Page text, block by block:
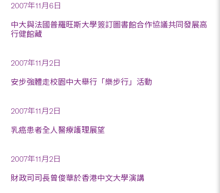
2007年11月6日
中大與法國普羅旺斯大學簽訂圖書館合作協議共同發展高
行健館藏
2007年11月2日
安步強體走校園中大舉行「樂步行」活動
2007年11月2日
乳癌患者全人醫療護理展望
2007年11月2日
財政司司長曾俊華於香港中文大學演講